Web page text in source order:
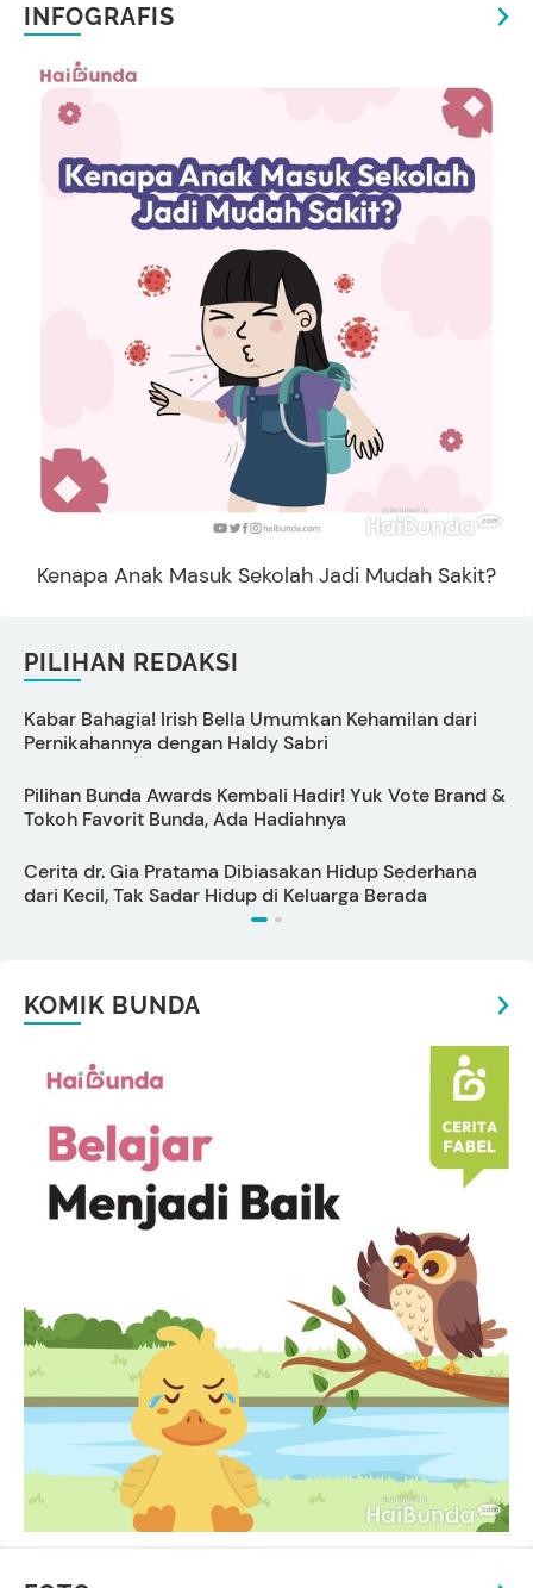
INFOGRAFIS
Kenapa Anak Masuk Sekolah Jadi Mudah Sakit?
PILIHAN REDAKSI
Kabar Bahagia! Irish Bella Umumkan Kehamilan dari
Pernikahannya dengan Haldy Sabri
Pilihan Bunda Awards Kembali Hadir! Yuk Vote Brand &
Tokoh Favorit Bunda, Ada Hadiahnya
Cerita dr. Gia Pratama Dibiasakan Hidup Sederhana
dari Kecil, Tak Sadar Hidup di Keluarga Berada
KOMIK BUNDA